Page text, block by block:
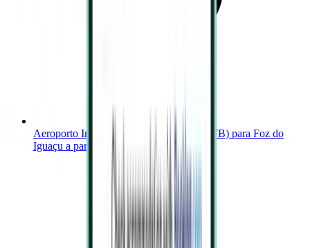
Aeroporto Internacional de Cabo Frio (CFB) para Foz do
Iguaçu a partir de 390 €